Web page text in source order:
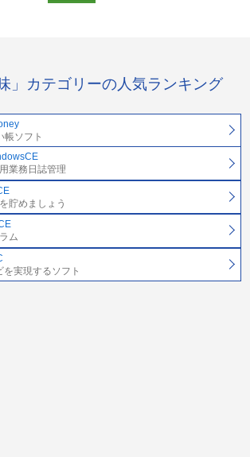
」カテゴリーの人気ランキング
帳ソフト
業務日誌管理
貯めましょう
ム
実現するソフト